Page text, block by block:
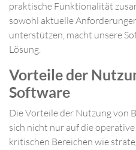
praktische Funktionalität
sowohl aktuelle
unterstützen, macht unsere
Lösung.
Vorteile der
Software
Die Vorteile der Nutzung von
sich nicht nur auf die
kritischen Bereichen wie